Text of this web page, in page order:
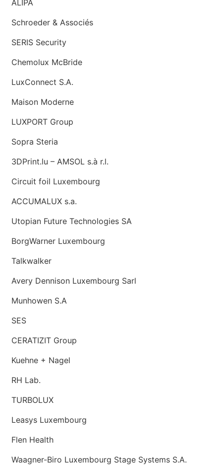
ALIPA
Schroeder & Associés
SERIS Security
Chemolux McBride
LuxConnect S.A.
Maison Moderne
LUXPORT Group
Sopra Steria
3DPrint.lu – AMSOL s.à r.l.
Circuit foil Luxembourg
ACCUMALUX s.a.
Utopian Future Technologies SA
BorgWarner Luxembourg
Talkwalker
Avery Dennison Luxembourg Sarl
Munhowen S.A
SES
CERATIZIT Group
Kuehne + Nagel
RH Lab.
TURBOLUX
Leasys Luxembourg
Flen Health
Waagner-Biro Luxembourg Stage Systems S.A.